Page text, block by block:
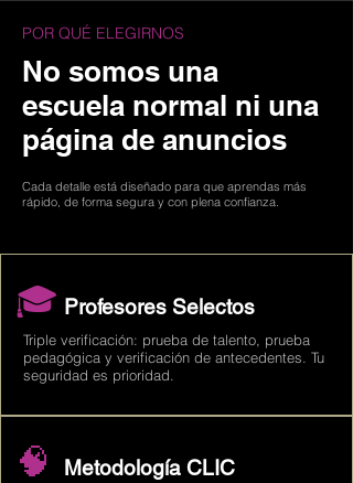
POR QUÉ ELEGIRNOS
No somos una
escuela normal ni una
página de anuncios
Cada detalle está diseñado para que aprendas más
rápido, de forma segura y con plena confianza.
🎓 Profesores Selectos
Triple verificación: prueba de talento, prueba
pedagógica y verificación de antecedentes. Tu
seguridad es prioridad.
🧠 Metodología CLIC